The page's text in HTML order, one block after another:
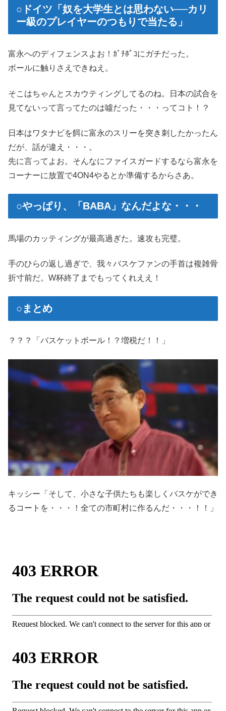
○ドイツ「奴を大学生とは思わない──カリ
ー級のプレイヤーのつもりで当たる」
富永へのディフェンスよお！ｶﾞﾁﾎﾟｺにガチだった。
ボールに触りさえできねえ。
そこはちゃんとスカウティングしてるのね。日本の試合を
見てないって言ってたのは噓だった・・・ってコト！？
日本はワタナビを餌に富永のスリーを突き刺したかったん
だが、話が違え・・・。
先に言ってよお。そんなにファイスガードするなら富永を
コーナーに放置で4ON4やるとか準備するからさあ。
○やっぱり、「BABA」なんだよな・・・
馬場のカッティングが最高過ぎた。速攻も完璧。
手のひらの返し過ぎで、我々バスケファンの手首は複雑骨
折寸前だ。W杯終了までもってくれええ！
○まとめ
？？？「バスケットボール！？増税だ！！」
キッシー「そして、小さな子供たちも楽しくバスケができ
るコートを・・・！全ての市町村に作るんだ・・・！！」